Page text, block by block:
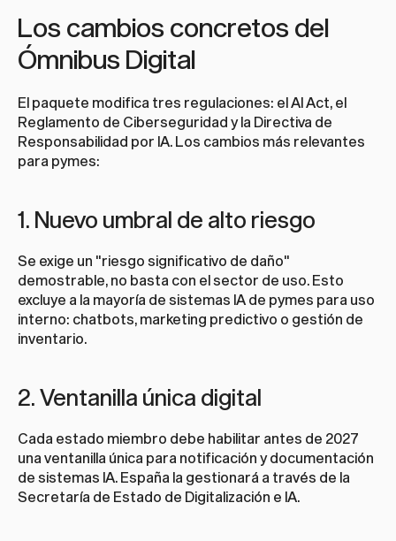
Los cambios concretos del
Ómnibus Digital
El paquete modifica tres regulaciones: el AI Act, el
Reglamento de Ciberseguridad y la Directiva de
Responsabilidad por IA. Los cambios más relevantes
para pymes:
1. Nuevo umbral de alto riesgo
Se exige un "riesgo significativo de daño"
demostrable, no basta con el sector de uso. Esto
excluye a la mayoría de sistemas IA de pymes para uso
interno: chatbots, marketing predictivo o gestión de
inventario.
2. Ventanilla única digital
Cada estado miembro debe habilitar antes de 2027
una ventanilla única para notificación y documentación
de sistemas IA. España la gestionará a través de la
Secretaría de Estado de Digitalización e IA.